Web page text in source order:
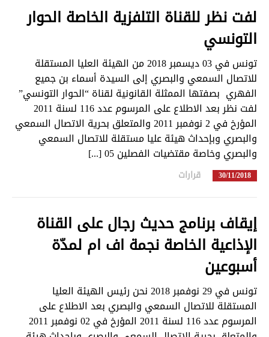
لفت نظر للقناة التلفزية الخاصة الحوار
التونسي
تونس في 03 ديسمبر 2018 من الهيئة العليا المستقلة
للاتصال السمعي والبصري إلى السيدة أسماء بن جميع
الفهري بصفتها الممثلة القانونية لقناة “الحوار التونسي”
لفت نظر بعد الاطلاع على المرسوم عدد 116 لسنة 2011
المؤرخ في 2 نوفمبر 2011 والمتعلق بحرية الاتصال السمعي
والبصري وبإحداث هيئة عليا مستقلة للاتصال السمعي
والبصري وخاصة مقتضيات الفصلين 05 [...]
30/11/2018 قرارات
إيقاف برنامج حديث رجال على القناة
الإذاعية الخاصة نجمة اف ام لمدّة
أسبوعين
تونس في 29 نوفمبر 2018 نحن رئيس الهيئة العليا
المستقلة للاتصال السمعي والبصري بعد الاطلاع على
المرسوم عدد 116 لسنة 2011 المؤرخ في 02 نوفمبر 2011